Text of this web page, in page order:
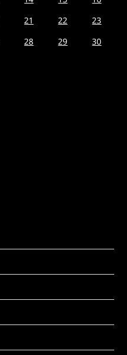
21 22
23
28 29
30